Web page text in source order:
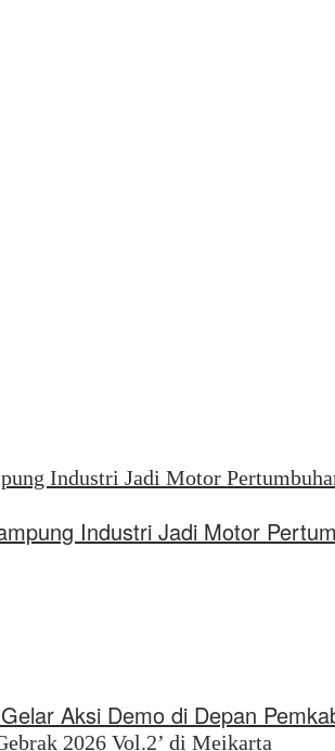
Industri Jadi Motor
Aksi Demo di Depan